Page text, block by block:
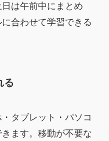
日は午前中にまとめ
合わせて学習できる
る
タブレット・パソコ
ます。移動が不要な